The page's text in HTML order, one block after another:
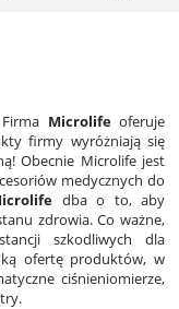
Microlifeoferuje
firmy wyróżniają się
Obecnie Microlife jest
medycznych do
dba o to, aby
zdrowia. Co ważne,
szkodliwych dla
ofertę produktów, w
ciśnieniomierze,